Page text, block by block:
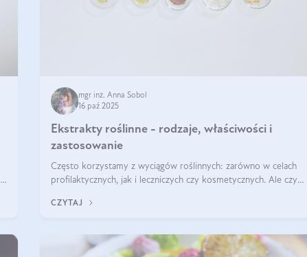
mgr inż. Anna Sobol
16 paź 2025
Ekstrakty roślinne - rodzaje, właściwości i
zastosowanie
Często korzystamy z wyciągów roślinnych: zarówno w celach
profilaktycznych, jak i leczniczych czy kosmetycznych. Ale czy
tych substancji z roślin?
CZYTAJ